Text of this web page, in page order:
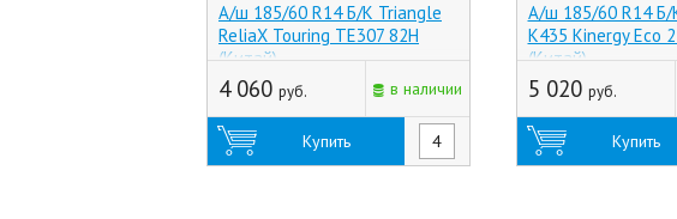
А/ш 185/60 R14 Б/К Triangle
ReliaX Touring TE307 82H
(Китай)
4 060 руб. в наличии
Купить
А/ш 185/60 R14 Б/
K435 Kinergy Eco
(Китай)
5 020 руб.
Купить